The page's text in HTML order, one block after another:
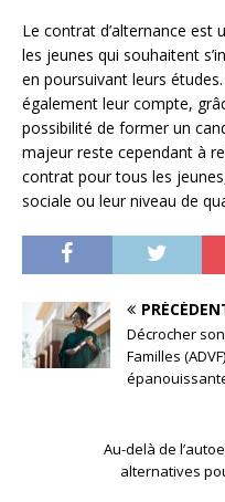
Le contrat d’alternance
les jeunes qui souhaitent
en poursuivant leurs
également leur compte,
possibilité de former un
majeur reste cependant à
contrat pour tous les
sociale ou leur niveau de
Décrocher
Familles
Au-delà de
alternatives